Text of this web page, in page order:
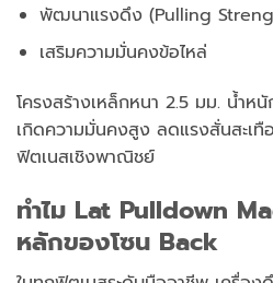
พัฒนาแรงดึง (Pulling
เสริมความมั่นคงข้อไหล่
โครงสร้างเหล็กหนา 2.5 มม. น้ำห
เกิดความมั่นคงสูง ลดแรงสั่นสะเทื
ฟิตเนสเชิงพาณิชย์
ทำไม Lat Pulldown
หลักของโซน Back